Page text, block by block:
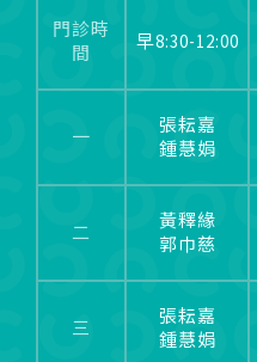
門診時
間
一
二
三
早8:30-12:00
張耘嘉
鍾慧娟
黃釋緣
郭巾慈
張耘嘉
鍾慧娟